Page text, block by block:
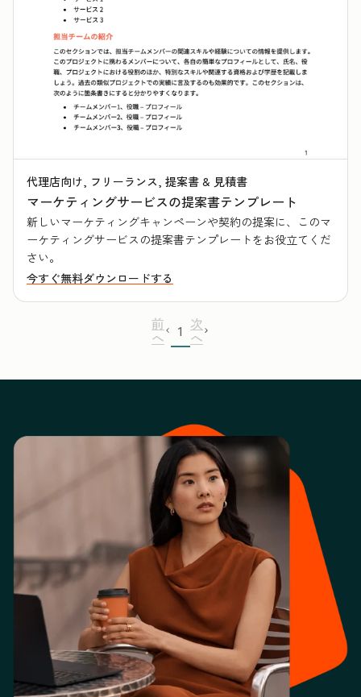
代理店向け, フリーランス, 提案書 & 見積書
マーケティングサービスの提案書テンプレート
新しいマーケティングキャンペーンや契約の提案に、このマ
ーケティングサービスの提案書テンプレートをお役立てくだ
さい。
今すぐ無料ダウンロードする
前
へ 1 次
へ